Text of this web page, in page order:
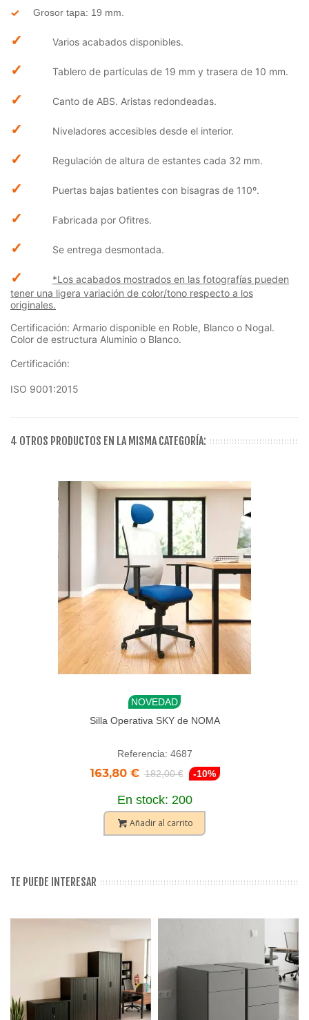
Grosor tapa: 19 mm.
✓ Varios acabados disponibles.
✓ Tablero de partículas de 19 mm y trasera de 10 mm.
✓ Canto de ABS. Aristas redondeadas.
✓ Niveladores accesibles desde el interior.
✓ Regulación de altura de estantes cada 32 mm.
✓ Puertas bajas batientes con bisagras de 110º.
✓ Fabricada por Ofitres.
✓ Se entrega desmontada.
✓
*Los acabados mostrados en las fotografías pueden
tener una ligera variación de color/tono respecto a los
originales.
Certificación: Armario disponible en Roble, Blanco o Nogal.
Color de estructura Aluminio o Blanco.
Certificación:
ISO 9001:2015
4 OTROS PRODUCTOS EN LA MISMA CATEGORÍA:
NOVEDAD
Silla Operativa SKY de NOMA
Referencia: 4687
163,80 € 182,00 € -10%
En stock: 200
Añadir al carrito
TE PUEDE INTERESAR